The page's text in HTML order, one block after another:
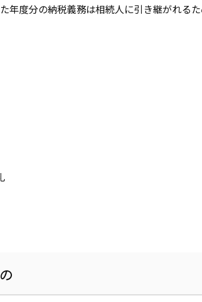
度分の納税義務は相続人に引き継がれる